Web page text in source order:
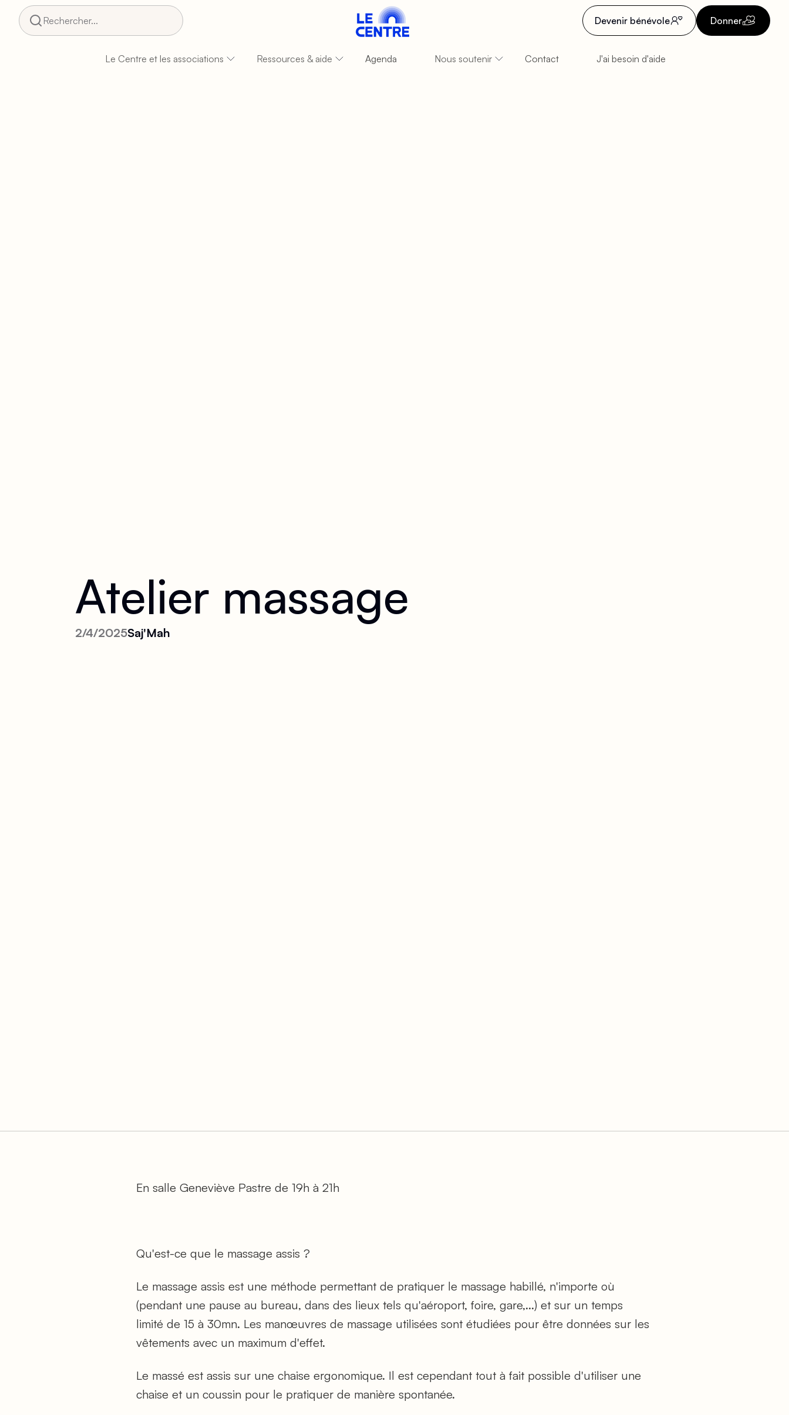
Rechercher... Devenir bénévole Donner
Le Centre et les associations Ressources & aide Agenda Nous soutenir Contact J'ai besoin d'aide
Atelier massage
2/4/2025Saj'Mah
En salle Geneviève Pastre de 19h à 21h
Qu'est-ce que le massage assis ?
Le massage assis est une méthode permettant de pratiquer le massage habillé, n'importe où
(pendant une pause au bureau, dans des lieux tels qu'aéroport, foire, gare,...) et sur un temps
limité de 15 à 30mn. Les manœuvres de massage utilisées sont étudiées pour être données sur les
vêtements avec un maximum d'effet.
Le massé est assis sur une chaise ergonomique. Il est cependant tout à fait possible d'utiliser une
chaise et un coussin pour le pratiquer de manière spontanée.